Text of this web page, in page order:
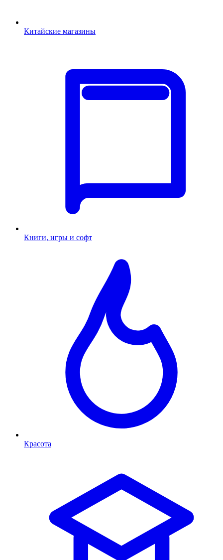
Китайские магазины
Книги, игры и софт
Красота